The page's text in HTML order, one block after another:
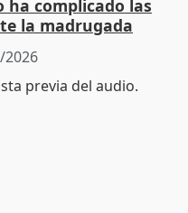
ha complicado las
la madrugada
2026